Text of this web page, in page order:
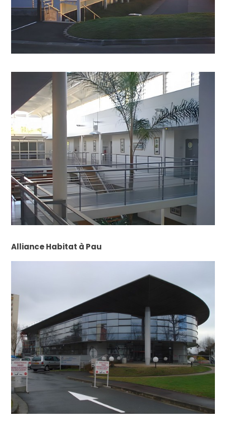
Alliance Habitat à Pau